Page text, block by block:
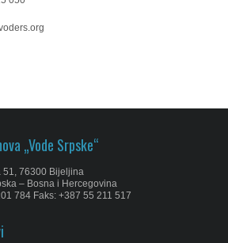
„Vode Srpske“
51, 76300 Bijeljina
– Bosna i Hercegovina
784 Faks: +387 55 211 517